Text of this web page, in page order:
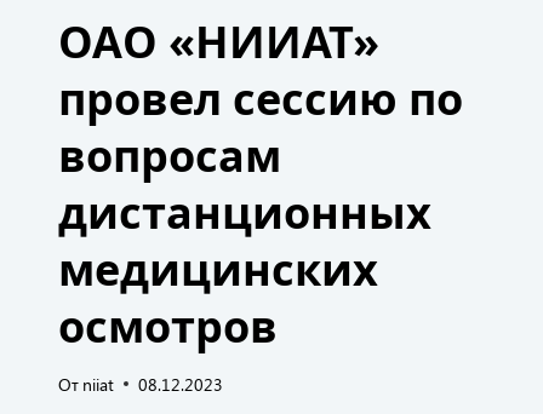
ПЕРЕДАЧУ
ИНФОРМАЦИИ
СОСТОЯНИИ
РАБОТНИКОВ
И
ДИСТАНЦИОННЫЙ
КОНТРОЛЬ
СОСТОЯНИЯ
ИХ
ЗДОРОВЬЯ
ОАО «НИИАТ»
провел сессию по
вопросам
дистанционных
медицинских
осмотров
От niiat 08.12.2023